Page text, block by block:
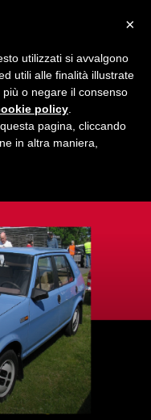
commentate da
×
utilizzati si avvalgono
utili alle finalità illustrate
o negare il consenso
policy
pagina, cliccando
in altra maniera,